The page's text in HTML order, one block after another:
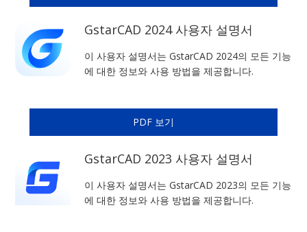
GstarCAD 2024 사용자 설명서
이 사용자 설명서는 GstarCAD 2024의 모든 기능
에 대한 정보와 사용 방법을 제공합니다.
PDF 보기
GstarCAD 2023 사용자 설명서
이 사용자 설명서는 GstarCAD 2023의 모든 기능
에 대한 정보와 사용 방법을 제공합니다.